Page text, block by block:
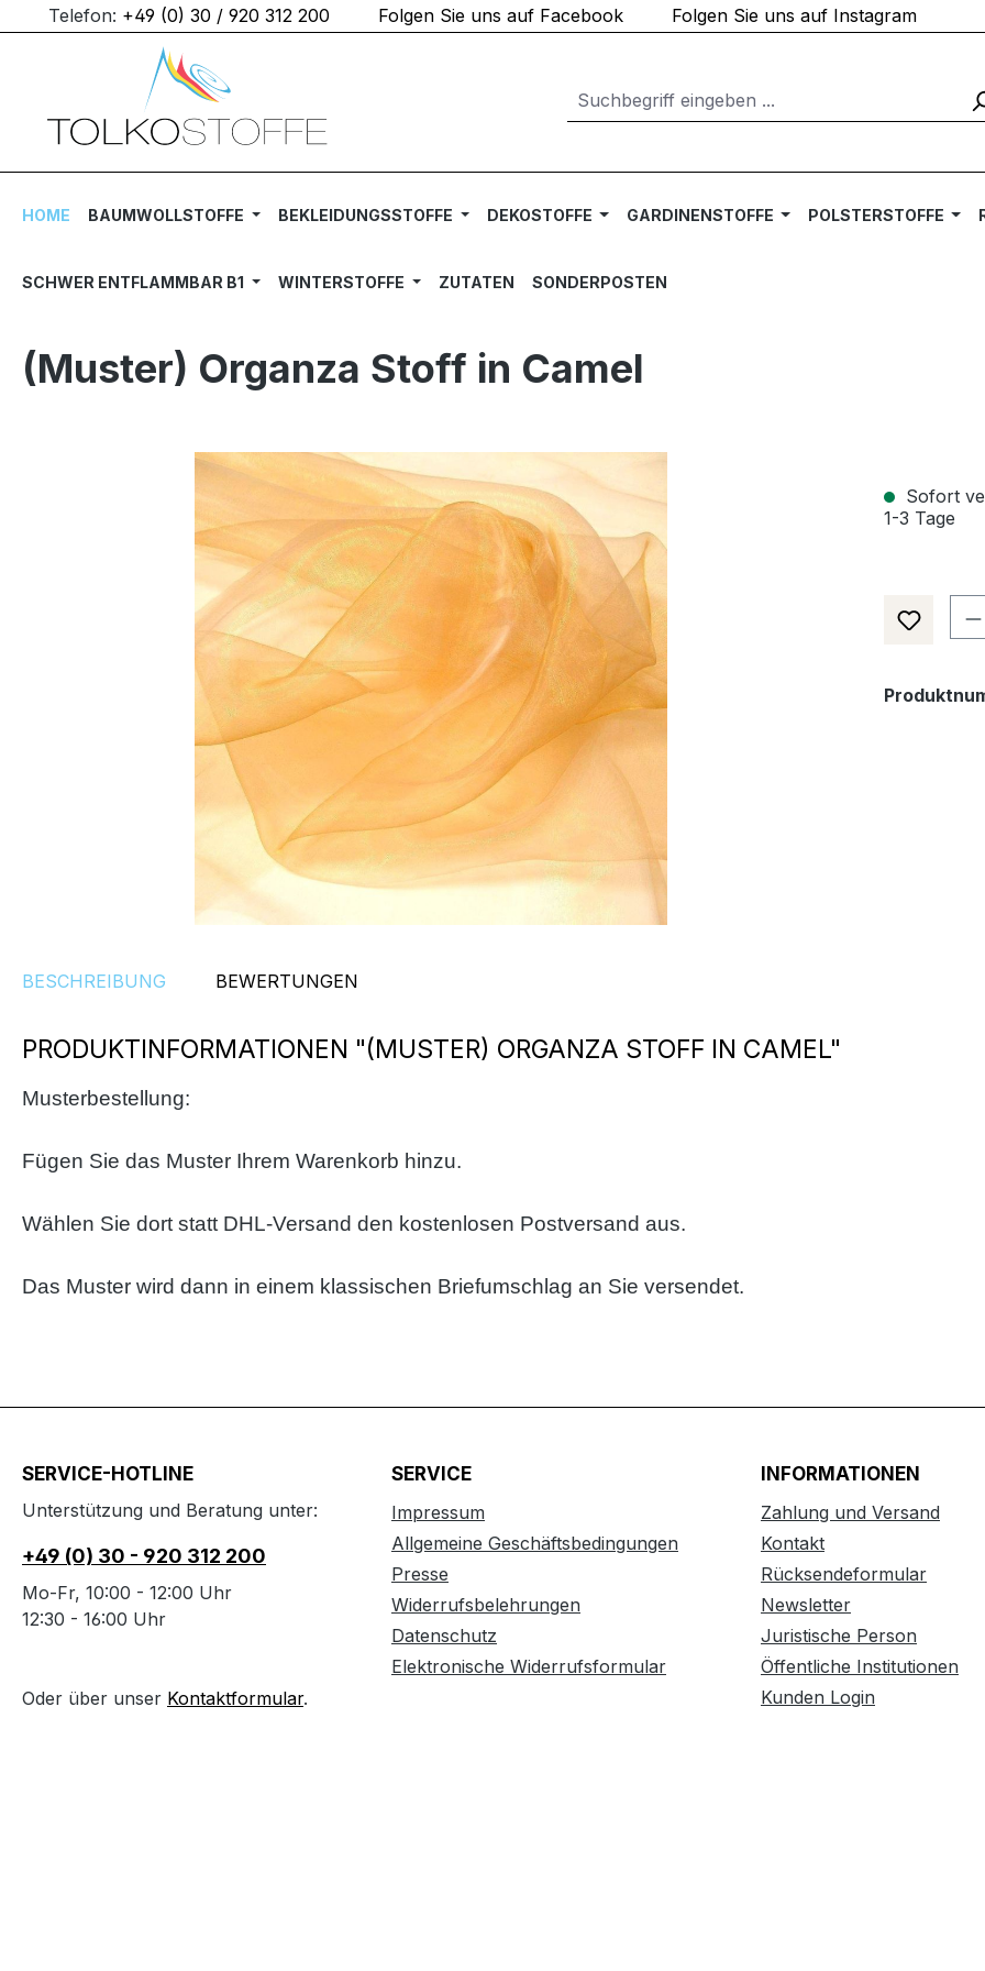
Hauptinhalt springen
Zur Suche springen
Zur Hauptnavigation springen
Telefon: +49 (0) 30 / 920 312 200 Folgen Sie uns auf Facebook Folgen Sie uns auf Instagram
HOME BAUMWOLLSTOFFE BEKLEIDUNGSSTOFFE DEKOSTOFFE GARDINENSTOFFE POLSTERSTOFFE
SCHWER ENTFLAMMBAR B1 WINTERSTOFFE ZUTATEN SONDERPOSTEN
(Muster) Organza Stoff in Camel
Bildergalerie überspringen
Sofort
1-3 Tage
BESCHREIBUNG BEWERTUNGEN
PRODUKTINFORMATIONEN "(MUSTER) ORGANZA STOFF IN CAMEL"
Musterbestellung:
Fügen Sie das Muster Ihrem Warenkorb hinzu.
Wählen Sie dort statt DHL-Versand den kostenlosen Postversand aus.
Das Muster wird dann in einem klassischen Briefumschlag an Sie versendet.
SERVICE-HOTLINE
Unterstützung und Beratung unter:
+49 (0) 30 - 920 312 200
Mo-Fr, 10:00 - 12:00 Uhr
12:30 - 16:00 Uhr
Oder über unser Kontaktformular.
SERVICE
Impressum
Allgemeine Geschäftsbedingungen
Presse
Widerrufsbelehrungen
Datenschutz
Elektronische Widerrufsformular
INFORMATIONEN
Zahlung und Versand
Kontakt
Rücksendeformular
Newsletter
Juristische Person
Öffentliche Institutionen
Kunden Login